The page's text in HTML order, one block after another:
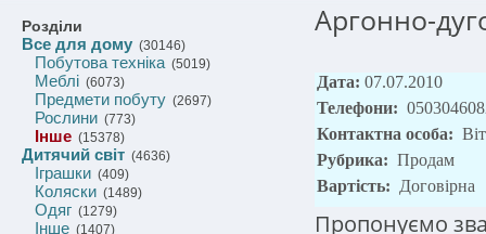
Розділи
Все для дому (30146)
Побутова техніка(5019)
Меблі (6073)
Предмети побуту (2697)
Рослини (773)
Інше (15378)
Дитячий світ (4636)
Іграшки (409)
Коляски (1489)
Одяг (1279)
Інше (1407)
Аргонно-
Дата: 07.07.2010
Телефони:
Контактна особа:
Рубрика: Продам
Вартість: Договірна
Пропонуємо